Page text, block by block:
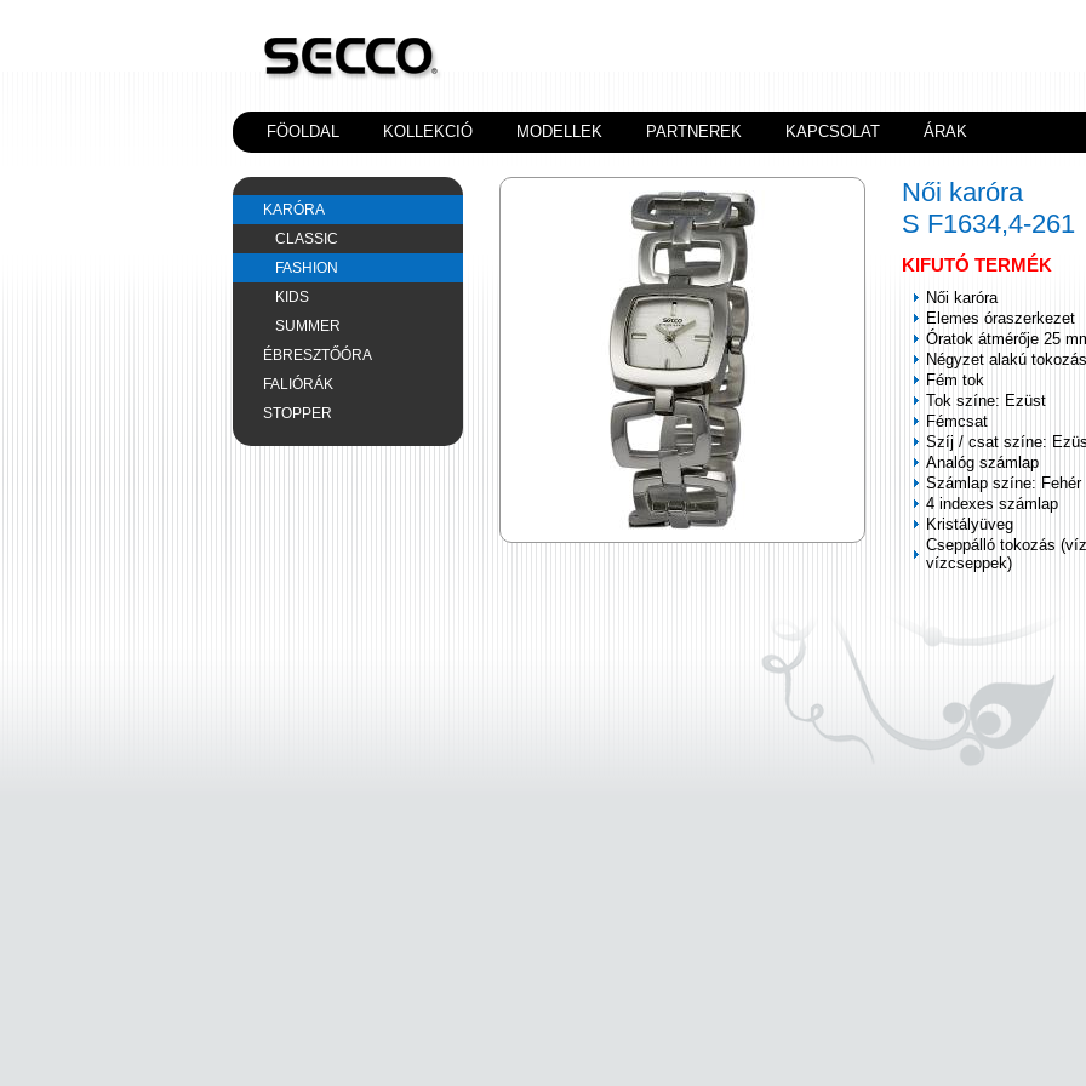
FÖOLDAL KOLLEKCIÓ MODELLEK PARTNEREK KAPCSOLAT ÁRAK
KARÓRA
CLASSIC
FASHION
KIDS
SUMMER
ÉBRESZTŐÓRA
FALIÓRÁK
STOPPER
Női karóra
S F1634,4-261
KIFUTÓ TERMÉK
Női karóra
Elemes óraszerkezet
Óratok átmérője 25
Négyzet alakú tokozás
Fém tok
Tok színe: Ezüst
Fémcsat
Szíj / csat színe:
Analóg számlap
Számlap színe: Fehér
4 indexes számlap
Kristályüveg
Cseppálló tokozás
vízcseppek)